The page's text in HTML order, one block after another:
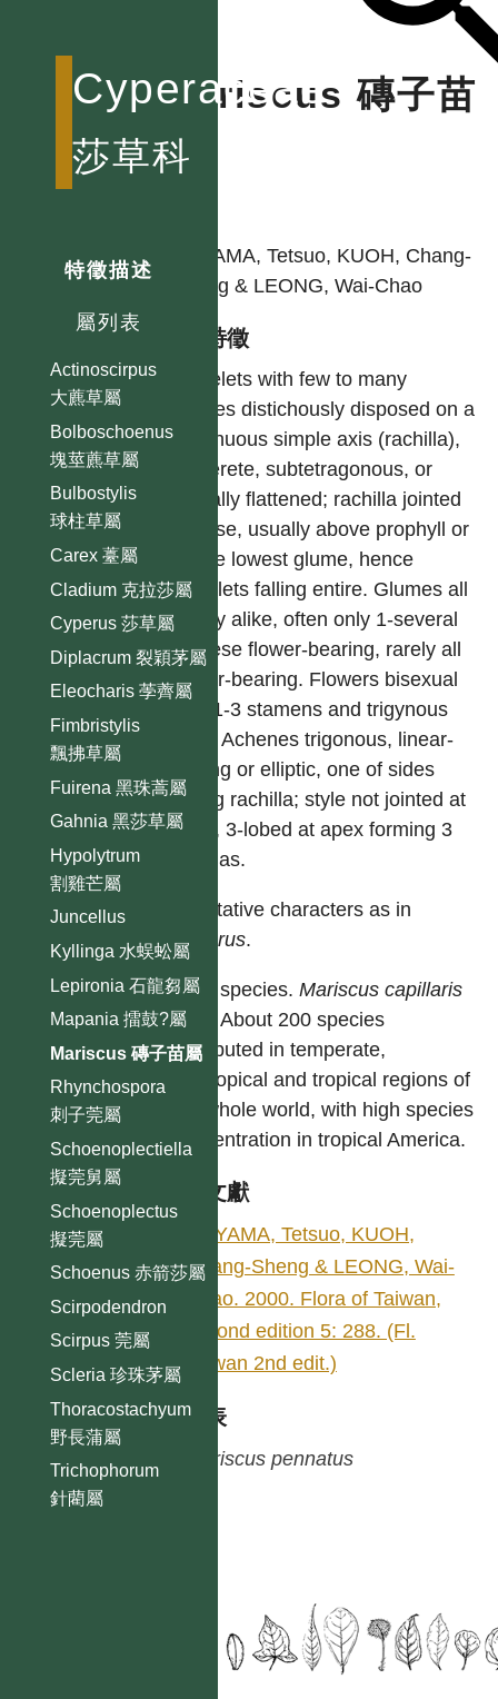
Cyperaceae
莎草科
特徵描述
屬列表
Actinoscirpus
大藨草屬
Bolboschoenus
塊莖藨草屬
Bulbostylis
球柱草屬
Carex 薹屬
Cladium 克拉莎屬
Cyperus 莎草屬
Diplacrum 裂穎茅屬
Eleocharis 荸薺屬
Fimbristylis
飄拂草屬
Fuirena 黑珠蒿屬
Gahnia 黑莎草屬
Hypolytrum
割雞芒屬
Juncellus
Kyllinga 水蜈蚣屬
Lepironia 石龍芻屬
Mapania 擂鼓?屬
Mariscus 磚子苗屬
Rhynchospora
刺子莞屬
Schoenoplectiella
擬莞舅屬
Schoenoplectus
擬莞屬
Schoenus 赤箭莎屬
Scirpodendron
Scirpus 莞屬
Scleria 珍珠茅屬
Thoracostachyum
野長蒲屬
Trichophorum
針藺屬
Mariscus 磚子苗
屬
KOYAMA, Tetsuo, KUOH, Chang-
Sheng & LEONG, Wai-Chao
型態特徵
Spikelets with few to many
glumes distichously disposed on a
continuous simple axis (rachilla),
subterete, subtetragonous, or
laterally flattened; rachilla jointed
at base, usually above prophyll or
above lowest glume, hence
spikelets falling entire. Glumes all
nearly alike, often only 1-several
of these flower-bearing, rarely all
flower-bearing. Flowers bisexual
with 1-3 stamens and trigynous
pistil. Achenes trigonous, linear-
oblong or elliptic, one of sides
facing rachilla; style not jointed at
base, 3-lobed at apex forming 3
stigmas.
Vegetative characters as in
Cyperus.
Type species.Mariscus capillaris
Vahl. About 200 species
distributed in temperate,
subtropical and tropical regions of
the whole world, with high species
concentration in tropical America.
參考文獻
KOYAMA, Tetsuo, KUOH,
Chang-Sheng & LEONG, Wai-
Chao. 2000. Flora of Taiwan,
second edition 5: 288. (Fl.
Taiwan 2nd edit.)
種列表
Mariscus pennatus